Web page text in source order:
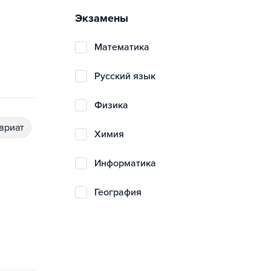
Экзамены
математика
русский язык
физика
химия
информатика
география